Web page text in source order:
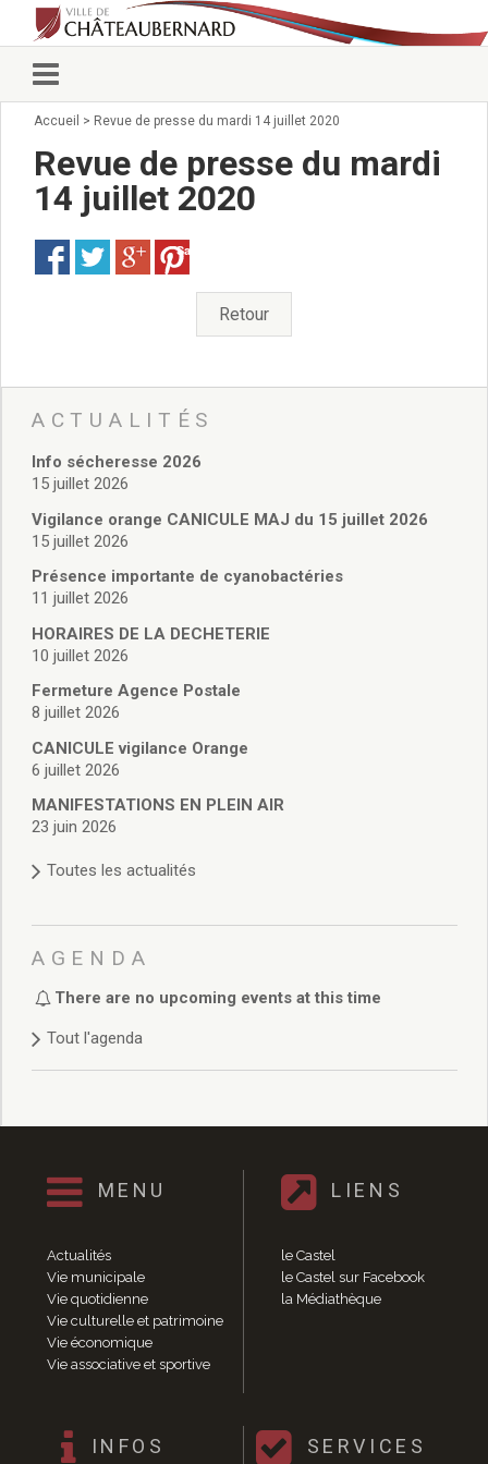
Vie municipale
Conseillers municipaux
Commissions 2026
Arrêtés du Maire
Services municipaux
Pour venir nous voir
administratives
Services Techniques
Affaires Scolaires
Vie associative
Police Municipale/règlementation
Cimetière/réglementation funéraire
Services en ligne
Licences boissons
Cadastre
Actes d’état civil
Budget de Fonctionnement
Budget d’Investissement
Conseils municipaux
Règlement du conseil municipal
Délibérations 2025
Délibérations 2022
Délibérations 2021
Délibérations 2020
Délibérations 2019
Délibérations 2018
Délibérations 2014
Délibérations 2013
Délibérations 2011
Délibérations 2010
Délibérations 2009
Délibérations 2008
Agenda réunions publiques
Marchés publics
Vie quotidienne
Accueil > Revue de presse du mardi 14 juillet 2020
Revue de presse du mardi
14 juillet 2020
Save
Retour
ACTUALITÉS
Info sécheresse 2026
15 juillet 2026
Vigilance orange CANICULE MAJ du 15 juillet 2026
15 juillet 2026
Présence importante de cyanobactéries
11 juillet 2026
HORAIRES DE LA DECHETERIE
10 juillet 2026
Fermeture Agence Postale
8 juillet 2026
CANICULE vigilance Orange
6 juillet 2026
MANIFESTATIONS EN PLEIN AIR
23 juin 2026
Toutes les actualités
AGENDA
There are no upcoming events at this time
Tout l'agenda
MENU
Actualités
Vie municipale
Vie quotidienne
Vie culturelle et patrimoine
Vie économique
Vie associative et sportive
LIENS
le Castel
le Castel sur Facebook
la Médiathèque
INFOS SERVICES